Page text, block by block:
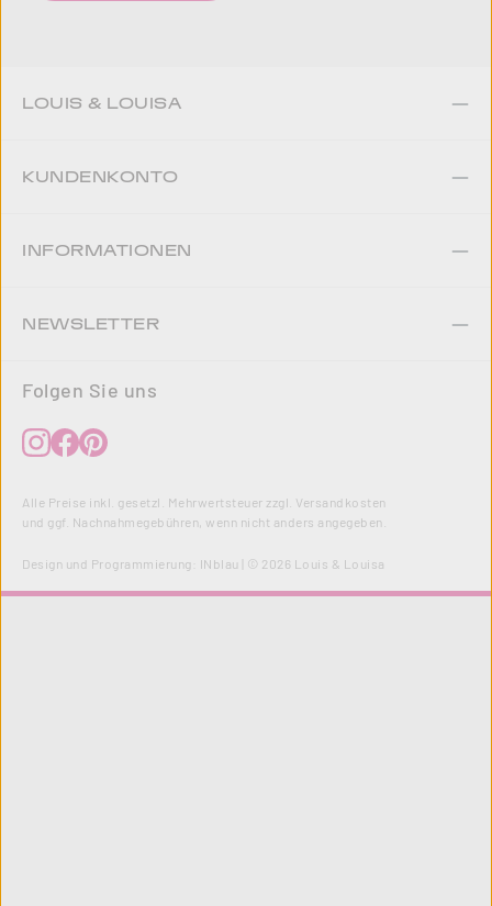
LOUIS & LOUISA
KUNDENKONTO
INFORMATIONEN
NEWSLETTER
Folgen Sie uns
Alle Preise inkl. gesetzl. Mehrwertsteuer zzgl. Versandkosten
und ggf. Nachnahmegebühren, wenn nicht anders angegeben.
Design und Programmierung: INblau | © 2026 Louis & Louisa